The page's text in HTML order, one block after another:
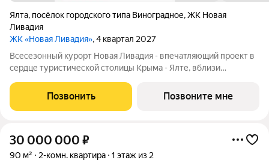
Ялта, посёлок городского типа Виноградное,ЖК Новая
Ливадия
ЖК «Новая Ливадия», 4 квартал 2027
Всесезонный курорт Новая Ливадия - впечатляющий проект в
сердце туристической столицы Крыма - Ялте, вблизи
неповторимом по красоте месте. В окружении национального
заповедника, с видами на море и горы.
Позвонить Позвоните мне
30 000 000 ₽
90 м² 2-комн. квартира 1 этаж из 2